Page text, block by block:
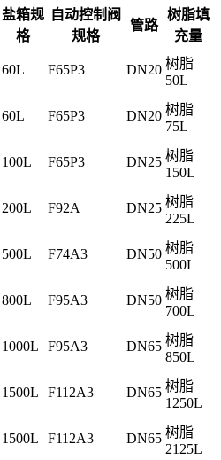
盐箱规
格
自动控制阀
规格
管路
树脂填
充量
60L F65P3 DN20 树脂
50L
60L F65P3 DN20 树脂
75L
100L F65P3 DN25 树脂
150L
200L F92A DN25 树脂
225L
500L F74A3 DN50 树脂
500L
800L F95A3 DN50 树脂
700L
1000L F95A3 DN65 树脂
850L
1500L F112A3 DN65 树脂
1250L
1500L F112A3 DN65 树脂
2125L